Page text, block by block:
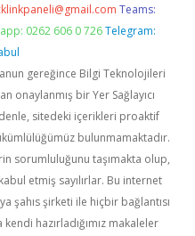
Teams:
0262 606 0 726 Telegram:
gereğince Bilgi Teknolojileri
onaylanmış bir Yer Sağlayıcı
sitedeki içerikleri proaktif
bulunmamaktadır.
sorumluluğunu taşımakta olup,
etmiş sayılırlar. Bu internet
şahıs şirketi ile hiçbir bağlantısı
hazırladığımız makaleler